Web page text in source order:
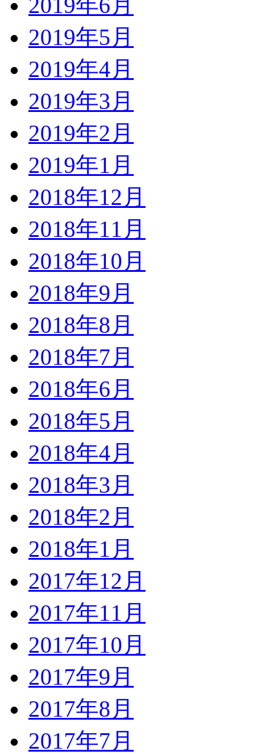
2019年5月
2019年4月
2019年3月
2019年2月
2019年1月
2018年12月
2018年11月
2018年10月
2018年9月
2018年8月
2018年7月
2018年6月
2018年5月
2018年4月
2018年3月
2018年2月
2018年1月
2017年12月
2017年11月
2017年10月
2017年9月
2017年8月
2017年7月